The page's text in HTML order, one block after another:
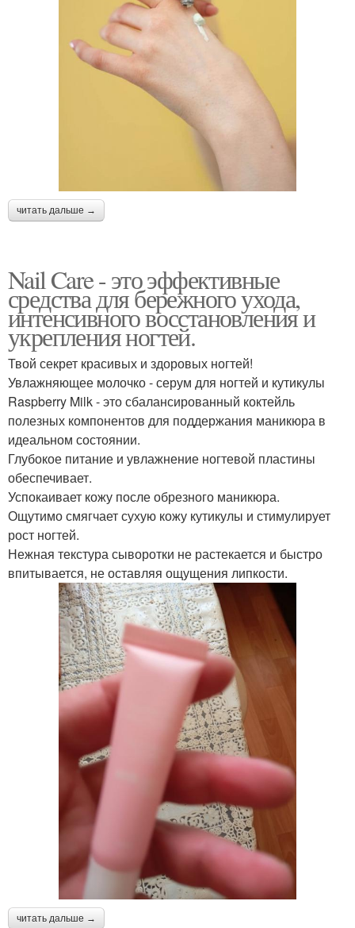
читать дальше →
Nail Care - это эффективные
средства для бережного ухода,
интенсивного восстановления и
укрепления ногтей.
Твой секрет красивых и здоровых ногтей!
Увлажняющее молочко - серум для ногтей и кутикулы
Raspberry Milk - это сбалансированный коктейль
полезных компонентов для поддержания маникюра в
идеальном состоянии.
Глубокое питание и увлажнение ногтевой пластины
обеспечивает.
Успокаивает кожу после обрезного маникюра.
Ощутимо смягчает сухую кожу кутикулы и стимулирует
рост ногтей.
Нежная текстура сыворотки не растекается и быстро
впитывается, не оставляя ощущения липкости.
читать дальше →